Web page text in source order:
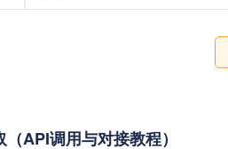
API调用与对接教程）